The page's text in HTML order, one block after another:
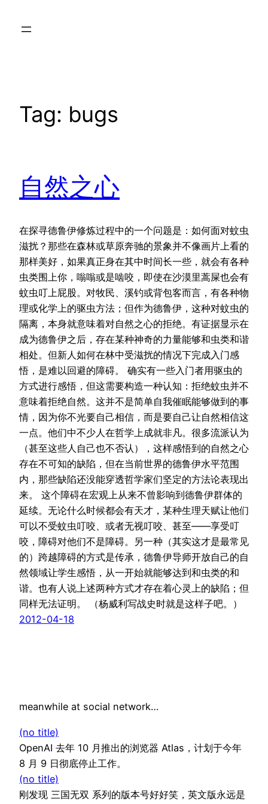
Tag: bugs
自然之心
在探寻德鲁伊修炼过程中的一个问题是：如何面对蚊虫
滋扰？那些在森林或草原奔驰的景象并不像画片上看的
那样美好，如果真正身在其中时间长一些，就会有各种
虫类围上你，嗡嗡或是啮咬，即使在沙漠里蒿屎也会有
蚊虫叮上屁股。对牧民、溪钓或背包客而言，有各种物
理或化学上的驱虫方法；但作为德鲁伊，这种对蚊虫的
隔离，本身就意味着对自然之心的拒绝。有证据显示在
成为德鲁伊之后，存在某种神奇的力量能够和虫类和谐
相处。但新人如何在林中受滋扰的情况下完成入门感
悟，是难以回避的障碍。 确实有一些入门者用驱虫的
方式进行感悟，但这需要构造一种认知：拒绝蚊虫并不
意味着拒绝自然。这并不是简单自我催眠能够做到的事
情，因为你不光要自己相信，而是要自己让自然相信这
一点。他们中不少人在哲学上成就非凡。很多流派认为
（甚至这些人自己也不否认），这样感悟到的自然之心
存在不可知的缺陷，但在当前世界的德鲁伊水平范围
内，那些缺陷还没能穿透哲学家们坚定的方法论表现出
来。 这个障碍在宏观上从来不曾影响到德鲁伊群体的
延续。无论什么时候都会有天才，某种生理天赋让他们
可以不受蚊虫叮咬、或者无视叮咬、甚至——享受叮
咬，障碍对他们不是障碍。另一种（其实这才是最常见
的）跨越障碍的方式是传承，德鲁伊导师开放自己的自
然领域让学生感悟，从一开始就能够达到和虫类的和
谐。也有人说上述两种方式才存在着心灵上的缺陷；但
同样无法证明。 （杨威利写战史时就是这样子吧。）
2012-04-18
meanwhile at social network…
(no title)
OpenAI 去年 10 月推出的浏览器 Atlas，计划于今年
8 月 9 日彻底停止工作。
(no title)
刚发现 三国无双 系列的版本号好好笑，英文版永远是